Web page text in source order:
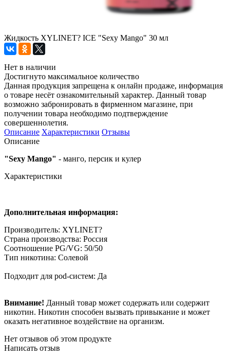
Жидкость XYLINET? ICE "Sexy Mango" 30 мл
Нет в наличии
Достигнуто максимальное количество
Данная продукция запрещена к онлайн продаже, информация
о товаре несёт ознакомительный характер. Данный товар
возможно забронировать в фирменном магазине, при
получении товара необходимо подтверждение
совершеннолетия.
Описание Характеристики Отзывы
Описание
"Sexy Mango" - манго, персик и кулер
Характеристики
Дополнительная информация:
Производитель: XYLINET?
Страна производства: Россия
Соотношение PG/VG: 50/50
Тип никотина: Солевой
Подходит для pod-систем: Да
Внимание! Данный товар может содержать или содержит
никотин. Никотин способен вызвать привыкание и может
оказать негативное воздействие на организм.
Нет отзывов об этом продукте
Написать отзыв